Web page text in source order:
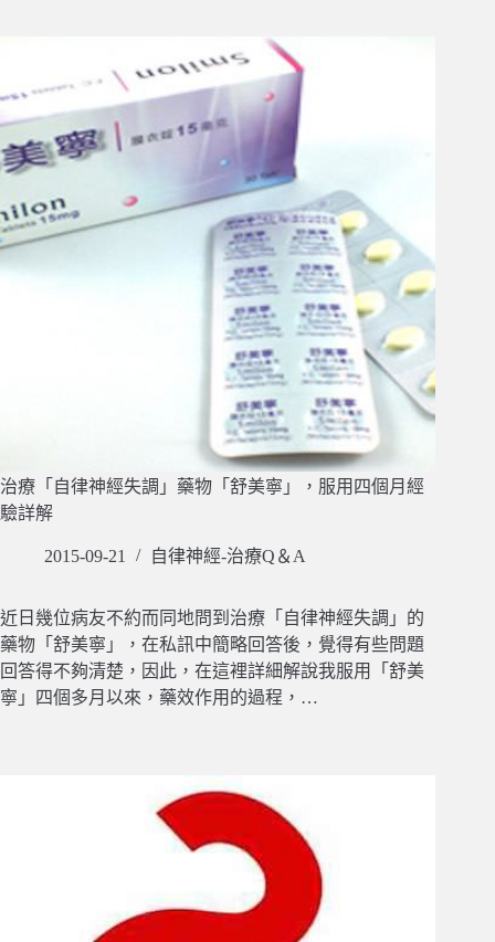
治療「自律神經失調」藥物「舒美寧」，服用四個月經
驗詳解
2015-09-21 自律神經-治療Q＆A
近日幾位病友不約而同地問到治療「自律神經失調」的
藥物「舒美寧」，在私訊中簡略回答後，覺得有些問題
回答得不夠清楚，因此，在這裡詳細解說我服用「舒美
寧」四個多月以來，藥效作用的過程，…